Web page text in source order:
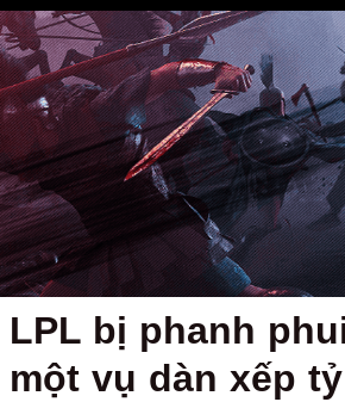
LPL bị phanh
một vụ dàn xếp